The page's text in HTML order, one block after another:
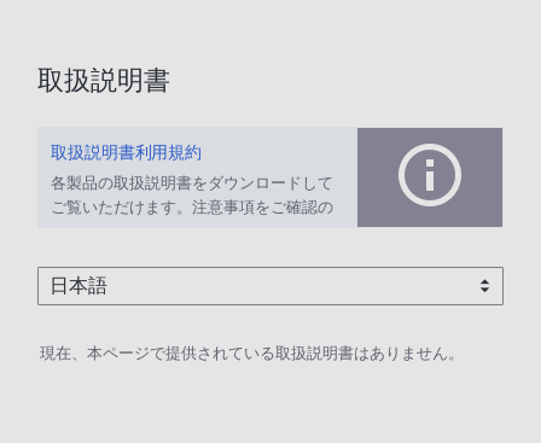
取扱説明書
取扱説明書利用規約
各製品の取扱説明書をダウンロードして
ご覧いただけます。注意事項をご確認の
現在、本ページで提供されている取扱説明書はありません。